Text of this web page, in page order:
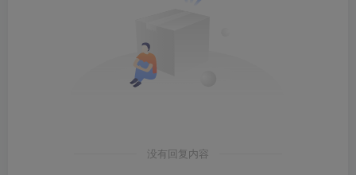
没有回复内容